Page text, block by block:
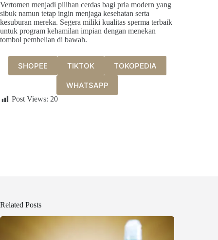
Vertomen menjadi pilihan cerdas bagi pria modern yang
sibuk namun tetap ingin menjaga kesehatan serta
kesuburan mereka. Segera miliki kualitas sperma terbaik
untuk program kehamilan impian dengan menekan
tombol pembelian di bawah.
SHOPEE TIKTOK TOKOPEDIA
WHATSAPP
Post Views: 20
Related Posts